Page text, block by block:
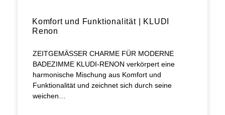
Komfort und Funktionalität | KLUDI
Renon
ZEITGEMÄSSER CHARME FÜR MODERNE
BADEZIMME KLUDI-RENON verkörpert eine
harmonische Mischung aus Komfort und
Funktionalität und zeichnet sich durch seine
weichen…